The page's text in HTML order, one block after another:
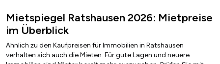
Mietspiegel Ratshausen 2026: Mietpreise
im Überblick
Ähnlich zu den Kaufpreisen für Immobilien in Ratshausen
verhalten sich auch die Mieten. Für gute Lagen und neuere